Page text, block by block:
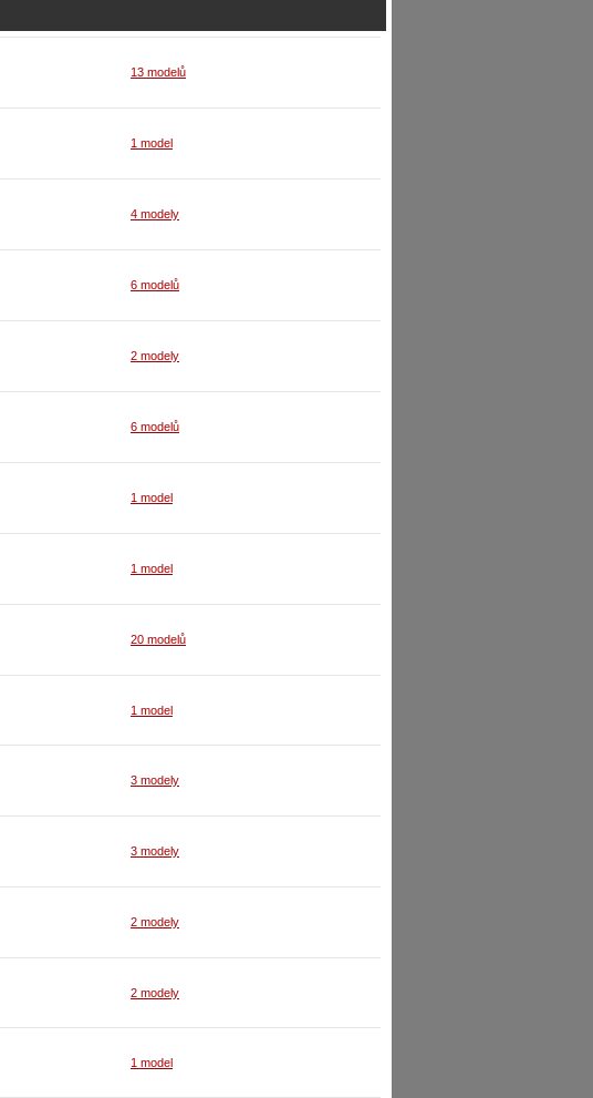
13 modelů
1 model
4 modely
6 modelů
2 modely
6 modelů
1 model
1 model
20 modelů
1 model
3 modely
3 modely
2 modely
2 modely
1 model